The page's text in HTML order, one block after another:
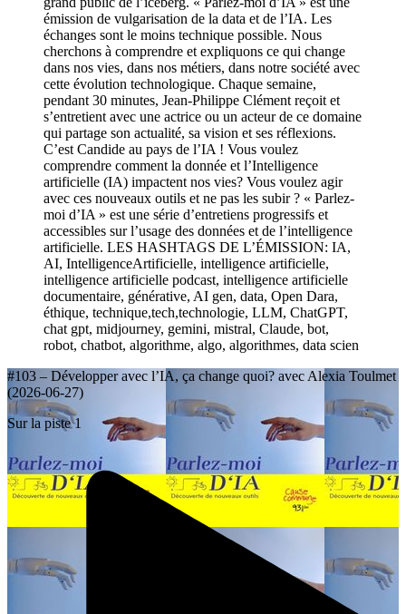
émission de vulgarisation de la data et de l’IA. Les
échanges sont le moins technique possible. Nous
cherchons à comprendre et expliquons ce qui change
dans nos vies, dans nos métiers, dans notre société avec
cette évolution technologique. Chaque semaine,
pendant 30 minutes, Jean-Philippe Clément reçoit et
s’entretient avec une actrice ou un acteur de ce domaine
qui partage son actualité, sa vision et ses réflexions.
C’est Candide au pays de l’IA ! Vous voulez
comprendre comment la donnée et l’Intelligence
artificielle (IA) impactent nos vies? Vous voulez agir
avec ces nouveaux outils et ne pas les subir ? « Parlez-
moi d’IA » est une série d’entretiens progressifs et
accessibles sur l’usage des données et de l’intelligence
artificielle. LES HASHTAGS DE L’ÉMISSION: IA,
AI, IntelligenceArtificielle, intelligence artificielle,
intelligence artificielle podcast, intelligence artificielle
documentaire, générative, AI gen, data, Open Dara,
éthique, technique,tech,technologie, LLM, ChatGPT,
chat gpt, midjourney, gemini, mistral, Claude, bot,
robot, chatbot, algorithme, algo, algorithmes, data scien
#103 – Développer avec l’IA, ça change quoi? avec Alexia Toulmet
(2026-06-27)
Sur la piste 1